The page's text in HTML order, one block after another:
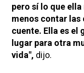
pero sí lo que
menos contar las
cuente. Ella es el
lugar para otra
vida", dijo.